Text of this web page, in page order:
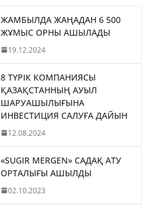
ЖАМБЫЛДА ЖАҢАДАН 6 500
ЖҰМЫС ОРНЫ АШЫЛАДЫ
19.12.2024
8 ТҮРІК КОМПАНИЯСЫ
ҚАЗАҚСТАННЫҢ АУЫЛ
ШАРУАШЫЛЫҒЫНА
ИНВЕСТИЦИЯ САЛУҒА ДАЙЫН
12.08.2024
«SUGIR MERGEN» САДАҚ АТУ
ОРТАЛЫҒЫ АШЫЛДЫ
02.10.2023